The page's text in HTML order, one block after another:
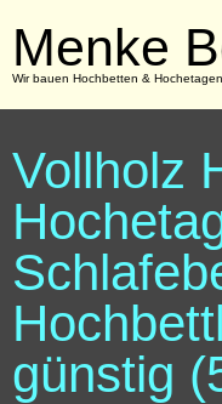
Menke
Wir bauen Hochbetten &
Vollholz
günstig